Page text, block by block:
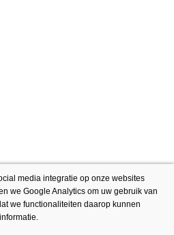
media integratie op onze websites
we Google Analytics om uw gebruik van
we functionaliteiten daarop kunnen